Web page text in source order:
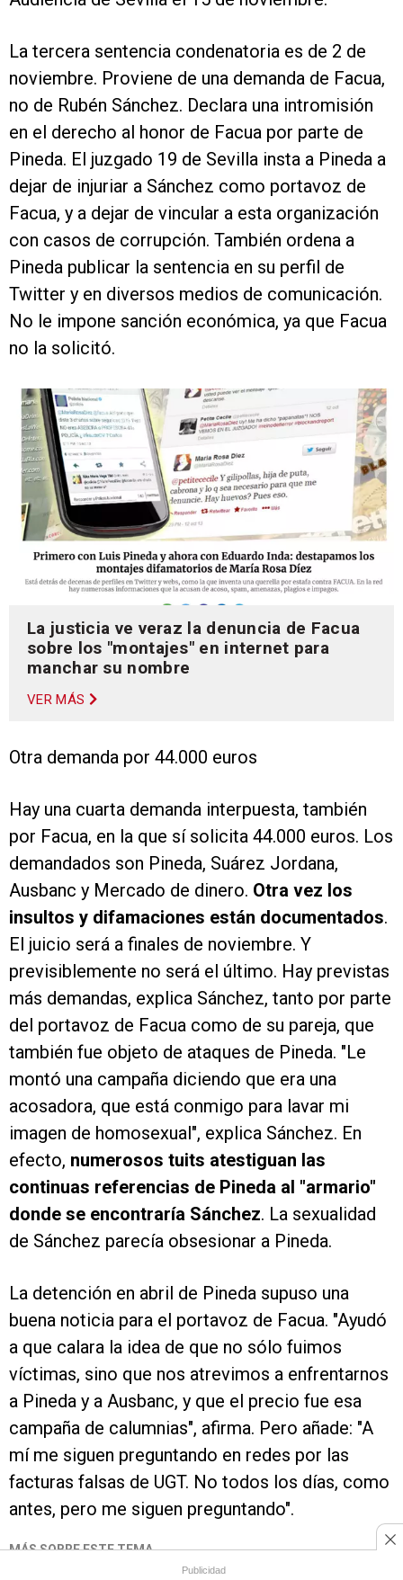
La tercera sentencia condenatoria es de 2 de
noviembre. Proviene de una demanda de Facua,
no de Rubén Sánchez. Declara una intromisión
en el derecho al honor de Facua por parte de
Pineda. El juzgado 19 de Sevilla insta a Pineda a
dejar de injuriar a Sánchez como portavoz de
Facua, y a dejar de vincular a esta organización
con casos de corrupción. También ordena a
Pineda publicar la sentencia en su perfil de
Twitter y en diversos medios de comunicación.
No le impone sanción económica, ya que Facua
no la solicitó.
La justicia ve veraz la denuncia de Facua
sobre los "montajes" en internet para
manchar su nombre
VER MÁS
Otra demanda por 44.000 euros
Hay una cuarta demanda interpuesta, también
por Facua, en la que sí solicita 44.000 euros. Los
demandados son Pineda, Suárez Jordana,
Ausbanc y Mercado de dinero. Otra vez los
insultos y difamaciones están documentados.
El juicio será a finales de noviembre. Y
previsiblemente no será el último. Hay previstas
más demandas, explica Sánchez, tanto por parte
del portavoz de Facua como de su pareja, que
también fue objeto de ataques de Pineda. "Le
montó una campaña diciendo que era una
acosadora, que está conmigo para lavar mi
imagen de homosexual", explica Sánchez. En
efecto, numerosos tuits atestiguan las
continuas referencias de Pineda al "armario"
donde se encontraría Sánchez. La sexualidad
de Sánchez parecía obsesionar a Pineda.
La detención en abril de Pineda supuso una
buena noticia para el portavoz de Facua. "Ayudó
a que calara la idea de que no sólo fuimos
víctimas, sino que nos atrevimos a enfrentarnos
a Pineda y a Ausbanc, y que el precio fue esa
campaña de calumnias", afirma. Pero añade: "A
mí me siguen preguntando en redes por las
facturas falsas de UGT. No todos los días, como
antes, pero me siguen preguntando".
MÁS SOBRE ESTE TEMA
Luis Pineda/
Publicidad